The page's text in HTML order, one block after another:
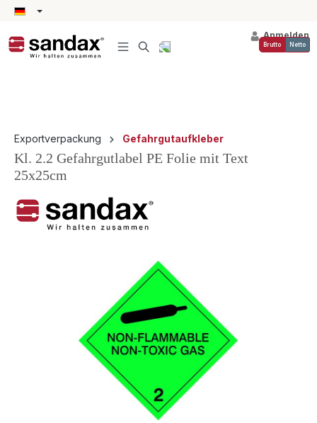
springen
Anmelden
Brutto Netto
Exportverpackung Gefahrgutaufkleber
Kl. 2.2 Gefahrgutlabel PE Folie mit Text
25x25cm